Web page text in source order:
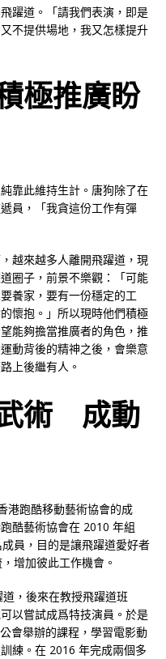
躍道。「請我們表演，即是
不提供場地，我又怎樣提升
極推廣盼
靠此維持生計。唐狗除了在
員，「我貪這份工作有彈
越來越多人離開飛躍道，現
圈子，前景不樂觀：「可能
養家，要有一份穩定的工
懷抱。」所以現時他們積極
能夠擔當推廣者的角色，推
動背後的精神之後，會樂意
上後繼有人。
術 成動
港跑酷移動藝術協會的成
酷藝術協會在 2010 年組
員，目的是讓飛躍道愛好者
增加彼此工作機會。
，後來在教授飛躍道班
以嘗試成爲特技演員。於是
會舉辦的課程，學習電影動
練。在 2016 年完成兩個多